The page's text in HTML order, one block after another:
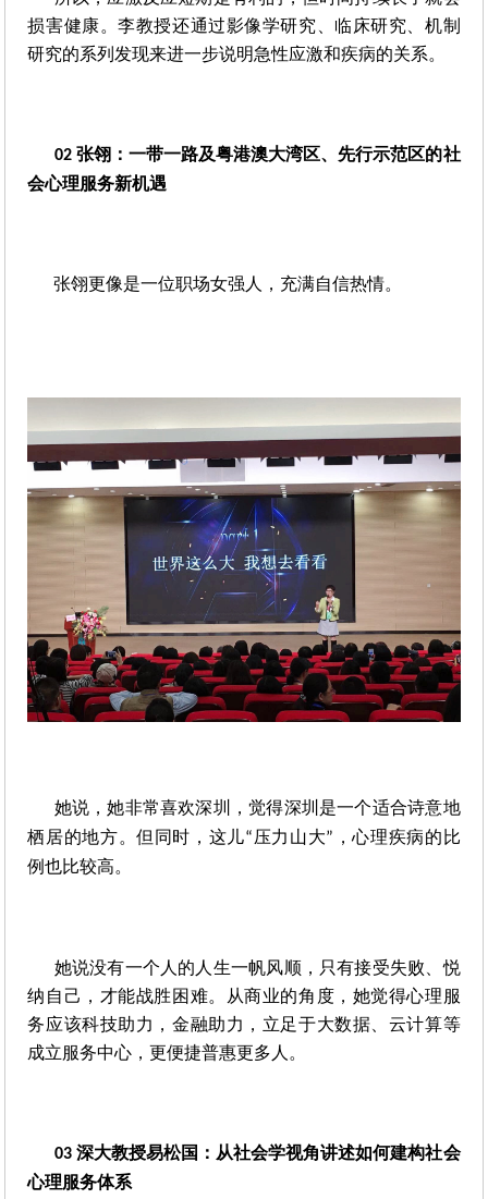
损害健康。李教授还通过影像学研究、临床研究、机制
研究的系列发现来进一步说明急性应激和疾病的关系。
02 张翎：一带一路及粤港澳大湾区、先行示范区的社
会心理服务新机遇
张翎更像是一位职场女强人，充满自信热情。
她说，她非常喜欢深圳，觉得深圳是一个适合诗意地
栖居的地方。但同时，这儿“压力山大” ，心理疾病的比
例也比较高。
她说没有一个人的人生一帆风顺，只有接受失败、悦
纳自己，才能战胜困难。从商业的角度，她觉得心理服
务应该科技助力，金融助力，立足于大数据、云计算等
成立服务中心，更便捷普惠更多人。
03 深大教授易松国：从社会学视角讲述如何建构社会
心理服务体系